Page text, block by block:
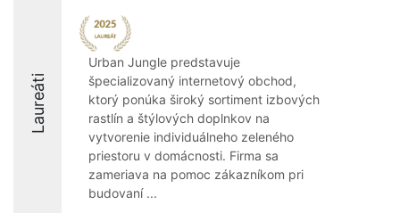
Laureáti
Urban Jungle predstavuje
špecializovaný internetový obchod,
ktorý ponúka široký sortiment izbových
rastlín a štýlových doplnkov na
vytvorenie individuálneho zeleného
priestoru v domácnosti. Firma sa
zameriava na pomoc zákazníkom pri
budovaní ...